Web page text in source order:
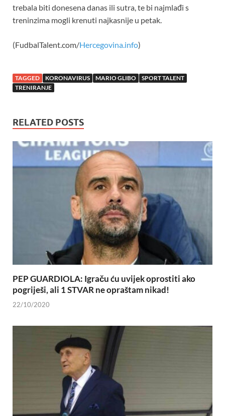
trebala biti donesena danas ili sutra, te bi najmlađi s
treninzima mogli krenuti najkasnije u petak.
(FudbalTalent.com/Hercegovina.info)
TAGGED KORONAVIRUS MARIO GLIBO
SPORT TALENT
TRENIRANJE
RELATED POSTS
PEP GUARDIOLA: Igraču ću uvijek oprostiti ako
pogriješi, ali 1 STVAR ne opraštam nikad!
22/10/2020